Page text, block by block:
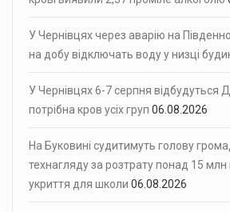
У Чернівцях через аварію на
на добу відключать воду у низці
У Чернівцях 6-7 серпня відбудуться
потрібна кров усіх груп 06.08.2026
На Буковині судитимуть голову
технагляду за розтрату понад 15 млн
укриття для школи 06.08.2026